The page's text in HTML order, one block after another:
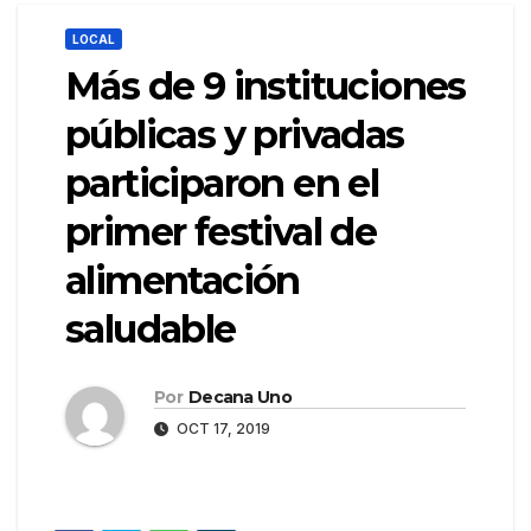
LOCAL
Más de 9 instituciones
públicas y privadas
participaron en el
primer festival de
alimentación
saludable
Por Decana Uno
OCT 17, 2019